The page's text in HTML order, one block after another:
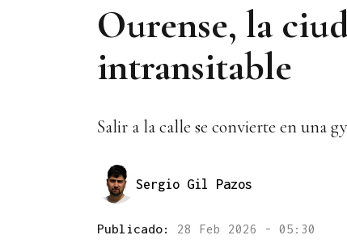
Ourense, la
intransitable
Salir a la calle se convierte en una
Sergio Gil Pazos
Publicado: 28 Feb 2026 - 05:30